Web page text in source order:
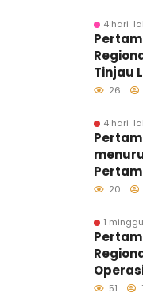
4 hari
Tinjau
26
4 hari
20
1
Ship to
51